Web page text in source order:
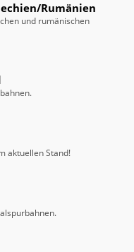
Rumänien
und rumänischen
aktuellen Stand!